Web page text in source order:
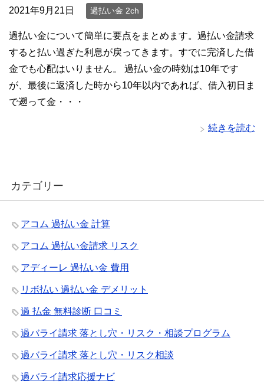
2021年9月21日 過払い金 2ch
過払い金について簡単に要点をまとめます。過払い金請求
すると払い過ぎた利息が戻ってきます。すでに完済した借
金でも心配はいりません。 過払い金の時効は10年です
が、最後に返済した時から10年以内であれば、借入初日ま
で遡って金・・・
続きを読む
カテゴリー
アコム 過払い金 計算
アコム 過払い金請求 リスク
アディーレ 過払い金 費用
リボ払い 過払い金 デメリット
過 払金 無料診断 口コミ
過バライ請求 落とし穴・リスク・相談プログラム
過バライ請求 落とし穴・リスク相談
過バライ請求応援ナビ